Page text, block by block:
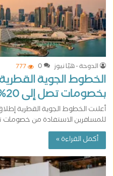
الدوحة - هيّا نيوز 0
777
الخطوط الجوية
بخصومات تصل إلى 20%
أعلنت الخطوط الجوية القطرية
للمسافرين الاستفادة من خصومات تصل إلى 20% على
أكمل القراءة »